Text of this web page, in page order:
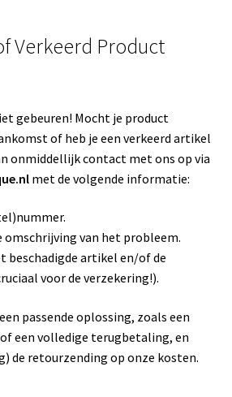
Verkeerd Product
gebeuren! Mocht je product
of heb je een verkeerd artikel
onmiddellijk contact met ons op via
met de volgende informatie:
omschrijving van het probleem.
beschadigde artikel en/of de
voor de verzekering!).
passende oplossing, zoals een
een volledige terugbetaling, en
de retourzending op onze kosten.